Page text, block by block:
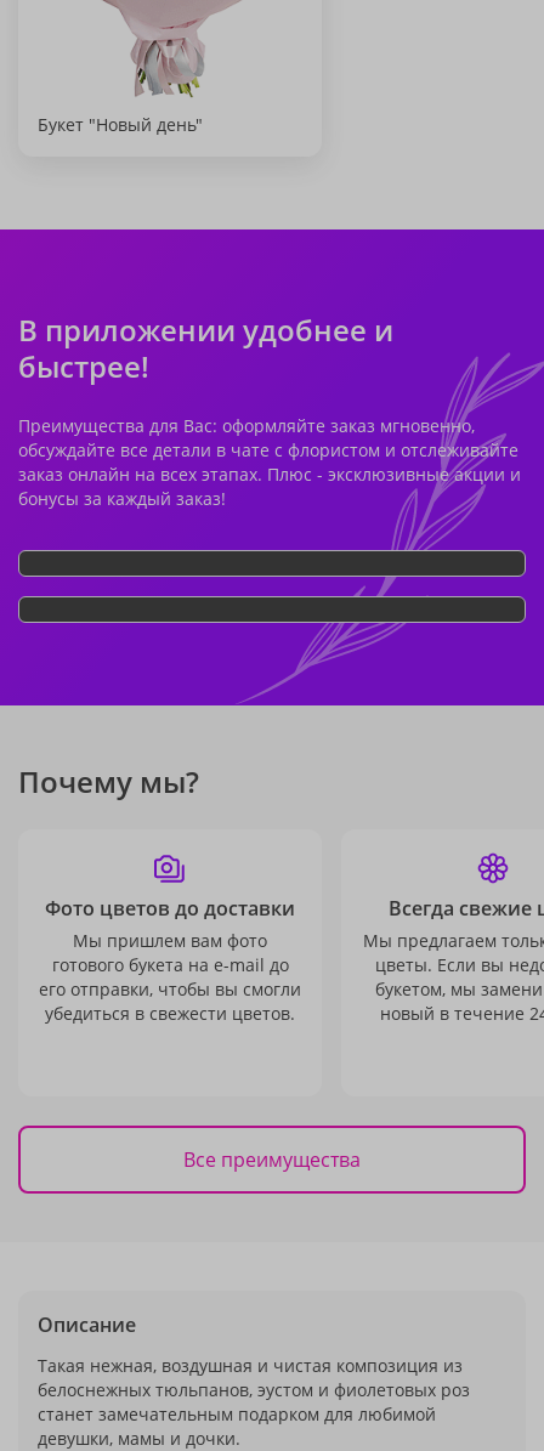
Букет "Новый день"
В приложении удобнее и
быстрее!
Преимущества для Вас: оформляйте заказ мгновенно,
обсуждайте все детали в чате с флористом и отслеживайте
заказ онлайн на всех этапах. Плюс - эксклюзивные акции и
бонусы за каждый заказ!
Почему мы?
Фото цветов до доставки
Мы пришлем вам фото
готового букета на e-mail до
его отправки, чтобы вы смогли
убедиться в свежести цветов.
Всегда свежие
Мы предлагаем
цветы. Если вы
букетом, мы
новый в течение
Все преимущества
Описание
Такая нежная, воздушная и чистая композиция из
белоснежных тюльпанов, эустом и фиолетовых роз
станет замечательным подарком для любимой
девушки, мамы и дочки.